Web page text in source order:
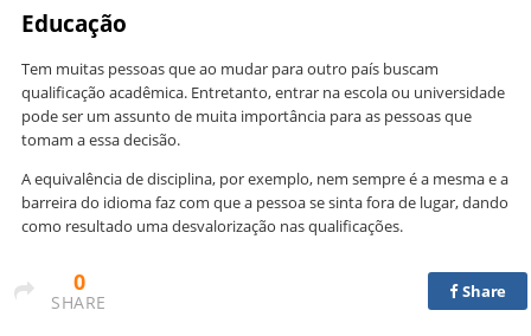
Educação
Tem muitas pessoas que ao mudar para outro país buscam
qualificação acadêmica. Entretanto, entrar na escola ou universidade
pode ser um assunto de muita importância para as pessoas que
tomam a essa decisão.
A equivalência de disciplina, por exemplo, nem sempre é a mesma e a
barreira do idioma faz com que a pessoa se sinta fora de lugar, dando
como resultado uma desvalorização nas qualificações.
0
SHARE
Share